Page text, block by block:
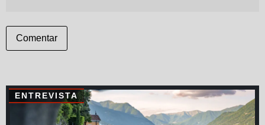
Comentar
ENTREVISTA